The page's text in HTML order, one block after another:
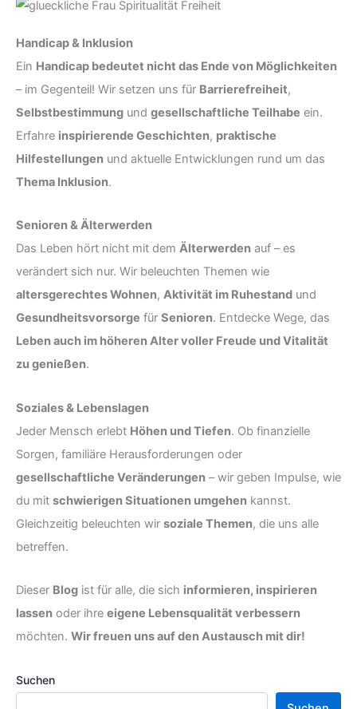
Handicap & Inklusion
Ein Handicap bedeutet nicht das Ende von Möglichkeiten
– im Gegenteil! Wir setzen uns für Barrierefreiheit,
Selbstbestimmung und gesellschaftliche Teilhabe ein.
Erfahre inspirierende Geschichten, praktische
Hilfestellungen und aktuelle Entwicklungen rund um das
Thema Inklusion.
Senioren & Älterwerden
Das Leben hört nicht mit dem Älterwerden auf – es
verändert sich nur. Wir beleuchten Themen wie
altersgerechtes Wohnen, Aktivität im Ruhestand und
Gesundheitsvorsorge für Senioren. Entdecke Wege, das
Leben auch im höheren Alter voller Freude und Vitalität
zu genießen.
Soziales & Lebenslagen
Jeder Mensch erlebt Höhen und Tiefen. Ob finanzielle
Sorgen, familiäre Herausforderungen oder
gesellschaftliche Veränderungen – wir geben Impulse, wie
du mit schwierigen Situationen umgehen kannst.
Gleichzeitig beleuchten wir soziale Themen, die uns alle
betreffen.
Dieser Blog ist für alle, die sich informieren, inspirieren
lassen oder ihre eigene Lebensqualität verbessern
möchten. Wir freuen uns auf den Austausch mit dir!
Suchen